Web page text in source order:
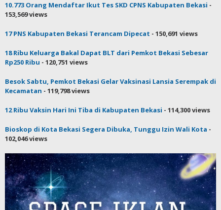
10.773 Orang Mendaftar Ikut Tes SKD CPNS Kabupaten Bekasi -
153,569 views
17 PNS Kabupaten Bekasi Terancam Dipecat - 150,691 views
18 Ribu Keluarga Bakal Dapat BLT dari Pemkot Bekasi Sebesar
Rp250 Ribu - 120,751 views
Besok Sabtu, Pemkot Bekasi Gelar Vaksinasi Lansia Serempak di
Kecamatan - 119,798 views
12 Ribu Vaksin Hari Ini Tiba di Kabupaten Bekasi - 114,300 views
Bioskop di Kota Bekasi Segera Dibuka, Tunggu Izin Wali Kota -
102,046 views